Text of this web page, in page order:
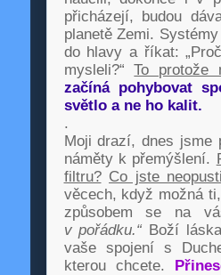
přicházejí, budou
planetě Zemi.
do hlavy a říkat:
mysleli?“To protože
začíná pohybovat
světlo a ne ho kalit.
.
Moji drazí, dnes jsme
náměty k přemýšlení.
filtru? Co jste
věcech, když možná
způsobem se na
v pořádku.“ Boží
vaše spojení s
kterou chcete.